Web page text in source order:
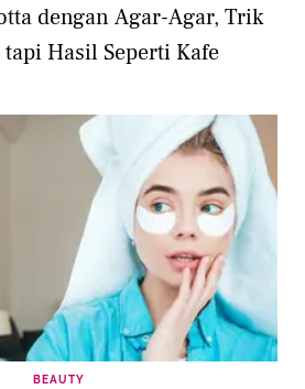
dengan Agar-Agar, Trik
tapi Hasil Seperti Kafe
BEAUTY